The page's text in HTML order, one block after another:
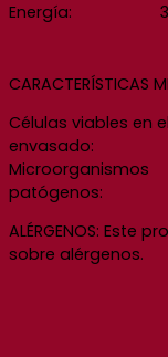
Energía:
CARACTERÍSTICAS
Células viables en el
envasado:
Microorganismos
patógenos:
ALÉRGENOS: Este
sobre alérgenos.